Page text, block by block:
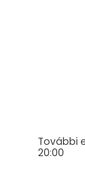
További
20:00